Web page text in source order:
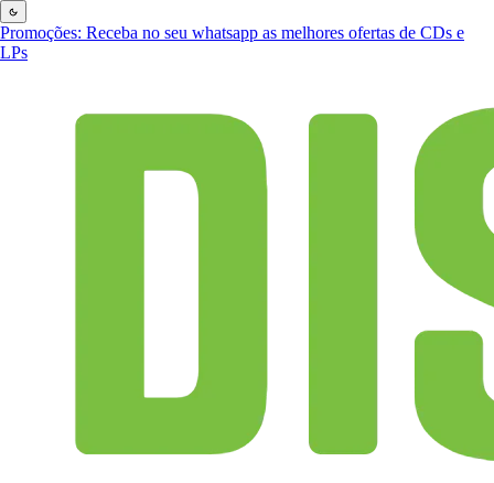
Promoções: Receba no seu whatsapp as melhores ofertas de CDs e
LPs